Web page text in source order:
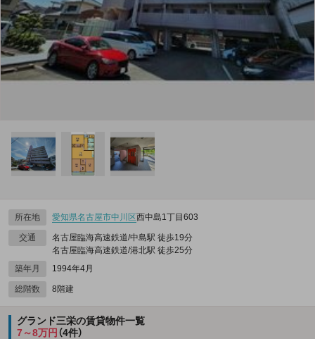
所在地 愛知県名古屋市中川区西中島1丁目603
交通
名古屋臨海高速鉄道/中島駅 徒歩19分
名古屋臨海高速鉄道/港北駅 徒歩25分
築年月
1994年4月
総階数 8階建
グランド三栄の賃貸物件一覧
7～8万円 （4件）